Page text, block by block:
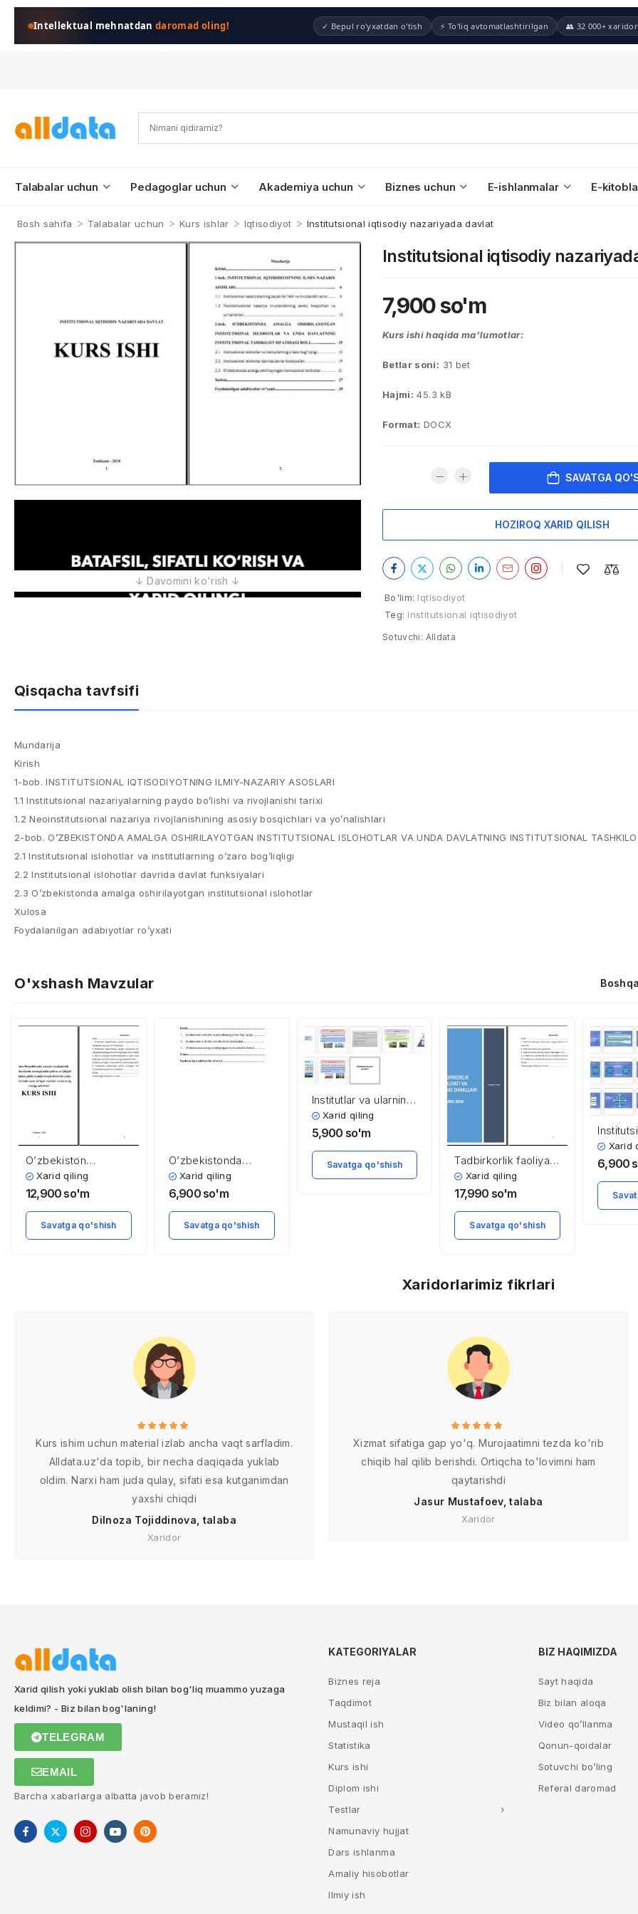
Intellektual mehnatdandaromad oling! ✓ Bepul ro'yxatdan o'tish ⚡ To'liq avtomatlashtirilgan 👥 32 000+ xaridor
Talabalar uchun Pedagoglar uchun Akademiya uchun Biznes uchun E-ishlanmalar E-
Bosh sahifa > Talabalar uchun > Kurs ishlar > Iqtisodiyot > Institutsional iqtisodiy nazariyada davlat
Institutsional iqtisodiy
7,900so'm
Kurs ishi haqida ma’lumotlar:
Betlar soni: 31 bet
Hajmi: 45.3 kB
Format: DOCX
SAVATGA
HOZIROQ XARID QILISH
Bo'lim: Iqtisodiyot
Teg: Institutsional iqtisodiyot
Sotuvchi: Alldata
Qisqacha tavfsifi
Mundarija
Kirish
1-bob. INSTITUTSIONAL IQTISODIYOTNING ILMIY-NAZARIY ASOSLARI
1.1 Institutsional nazariyalarning paydo bo’lishi va rivojlanishi tarixi
1.2 Neoinstitutsional nazariya rivojlanishining asosiy bosqichlari va yo’nalishlari
2-bob. O’ZBEKISTONDA AMALGA OSHIRILAYOTGAN INSTITUTSIONAL ISLOHOTLAR VA UNDA DAVLATNING INSTITUTSIONAL
2.1 Institutsional islohotlar va institutlarning o’zaro bog’liqligi
2.2 Institutsional islohotlar davrida davlat funksiyalari
2.3 O’zbekistonda amalga oshirilayotgan institutsional islohotlar
Xulosa
Foydalanilgan adabiyotlar ro’yxati
O'xshash Mavzular
O’zbekiston
Respublikasini
yanada rivojlantirish
strategiyasida
qishloq xo’jaligini
Xarid qiling
12,900 so'm
Savatga qo'shish
O’zbekistonda
amalga
oshirilayotgan
islohotlar va unda
davlatning
Xarid qiling
6,900 so'm
Savatga qo'shish
Institutlar va ularning
jamiyat
rivojlanishidagi roli
Xarid qiling
5,900 so'm
Savatga qo'shish
Tadbirkorlik faoliyati
va ularning shakllari
Xarid qiling
17,990 so'm
Savatga qo'shish
davlat
Xarid
6,900
Xaridorlarimiz fikrlari
Kurs ishim uchun material izlab ancha vaqt sarfladim.
Alldata.uz'da topib, bir necha daqiqada yuklab
oldim. Narxi ham juda qulay, sifati esa kutganimdan
yaxshi chiqdi
Dilnoza Tojiddinova, talaba
Xaridor
Xizmat sifatiga gap yo'q. Murojaatimni tezda ko'rib
chiqib hal qilib berishdi. Ortiqcha to'lovimni ham
qaytarishdi
Jasur Mustafoev, talaba
Xaridor
Xarid qilish yoki yuklab olish bilan bog'liq muammo yuzaga
keldimi? - Biz bilan bog'laning!
TELEGRAM
EMAIL
Barcha xabarlarga albatta javob beramiz!
KATEGORIYALAR
Biznes reja
Taqdimot
Mustaqil ish
Statistika
Kurs ishi
Diplom ishi
Testlar
Namunaviy hujjat
Dars ishlanma
Amaliy hisobotlar
Ilmiy ish
BIZ HAQIMIZDA
Sayt haqida
Biz bilan aloqa
Video qo’llanma
Qonun-qoidalar
Sotuvchi bo’ling
Referal daromad